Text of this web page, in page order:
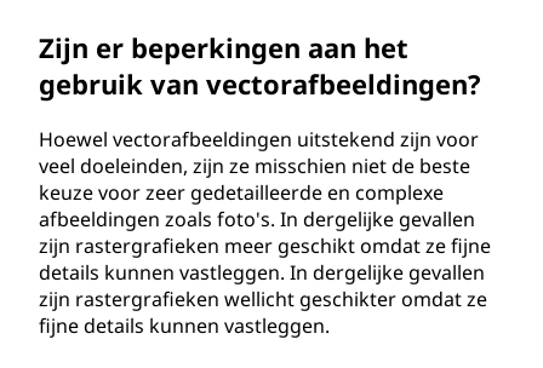
Zijn er beperkingen aan het
gebruik van vectorafbeeldingen?
Hoewel vectorafbeeldingen uitstekend zijn voor
veel doeleinden, zijn ze misschien niet de beste
keuze voor zeer gedetailleerde en complexe
afbeeldingen zoals foto's. In dergelijke gevallen
zijn rastergrafieken meer geschikt omdat ze fijne
details kunnen vastleggen. In dergelijke gevallen
zijn rastergrafieken wellicht geschikter omdat ze
fijne details kunnen vastleggen.